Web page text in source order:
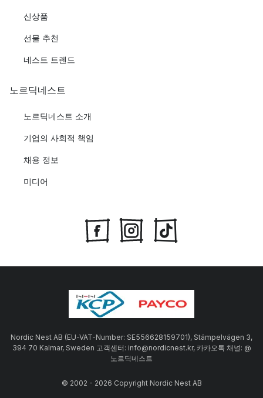
신상품
선물 추천
네스트 트렌드
노르딕네스트
노르딕네스트 소개
기업의 사회적 책임
채용 정보
미디어
Nordic Nest AB (EU-VAT-Number: SE556628159701), Stämpelvägen 3,
394 70 Kalmar, Sweden 고객센터: info@nordicnest.kr, 카카오톡 채널: @
노르딕네스트
© 2002 - 2026 Copyright Nordic Nest AB